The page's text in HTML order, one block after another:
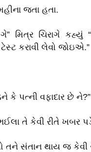
જતા હતા.
મિત્ર ચિરાગે કહ્યું “
કરાવી લેવો જોઇએ.”
કે પત્ની વફાદાર છે ને?”
તે કેવી રીતે ખબર
તને સંતાન થાય જ કેવી